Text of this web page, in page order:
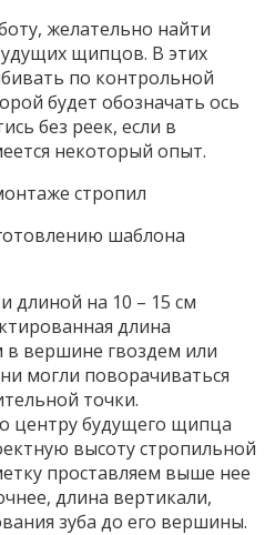
желательно найти
щипцов. В этих
по контрольной
будет обозначать ось
без реек, если в
некоторый опыт.
шаблона
длиной на 10 – 15 см
длина
вершине гвоздем или
могли поворачиваться
точки.
центру будущего щипца
высоту стропильной
проставляем выше нее
длина вертикали,
зуба до его вершины.